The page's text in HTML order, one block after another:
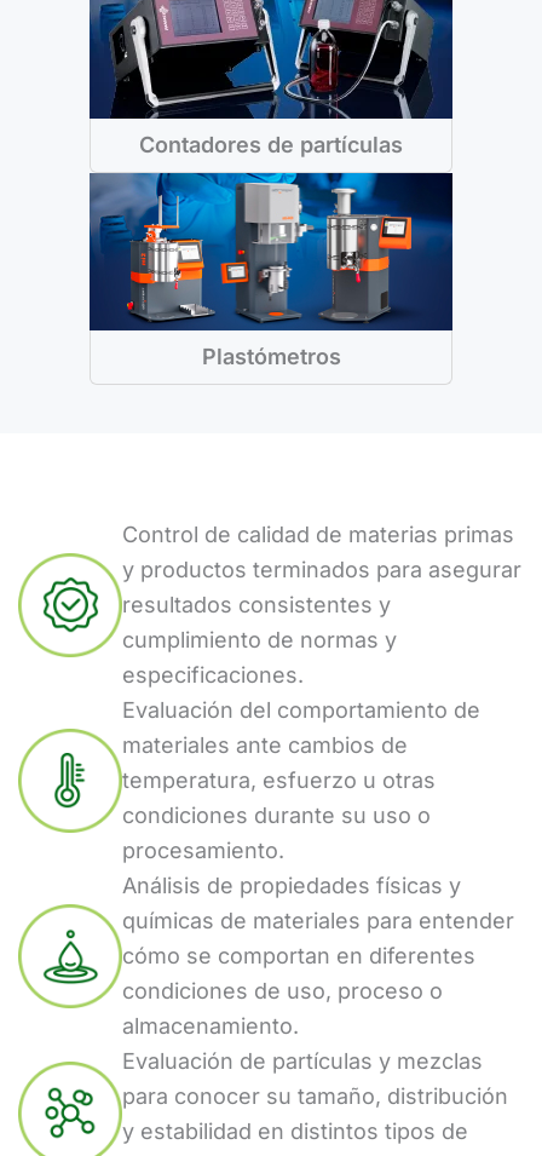
Contadores de partículas
Plastómetros
Control de calidad de materias primas
y productos terminados para asegurar
resultados consistentes y
cumplimiento de normas y
especificaciones.
Evaluación del comportamiento de
materiales ante cambios de
temperatura, esfuerzo u otras
condiciones durante su uso o
procesamiento.
Análisis de propiedades físicas y
químicas de materiales para entender
cómo se comportan en diferentes
condiciones de uso, proceso o
almacenamiento.
Evaluación de partículas y mezclas
para conocer su tamaño, distribución
y estabilidad en distintos tipos de